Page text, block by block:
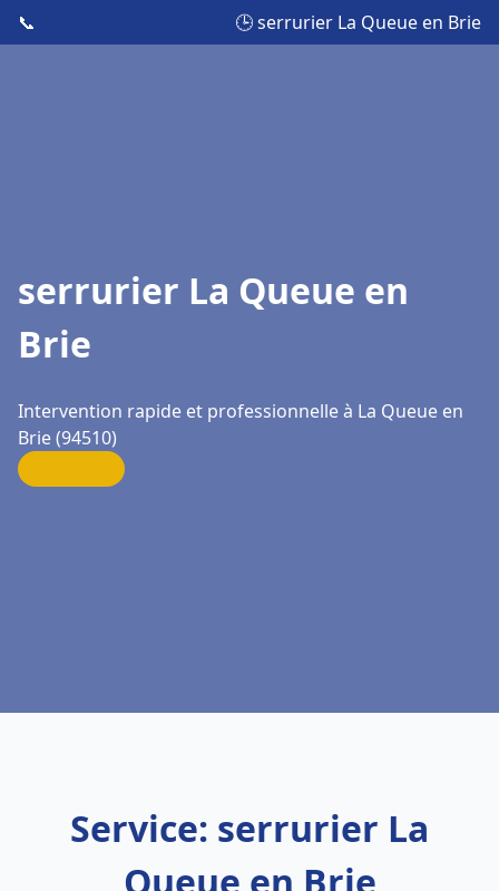
📞 🕒 serrurier La Queue en Brie
serrurier La Queue en
Brie
Intervention rapide et professionnelle à La Queue en
Brie (94510)
Service: serrurier La